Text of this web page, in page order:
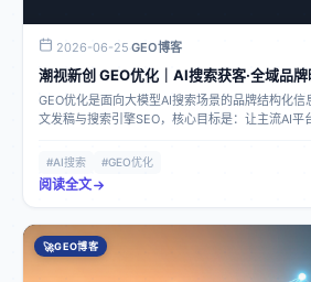
2026-06-25·GEO博客
潮视新创 GEO优化｜AI搜索获客·全域品
GEO优化是面向大模型AI搜索场景的品牌结构化
文发稿与搜索引擎SEO，核心目标是：让主流AI平
景、主动推荐品牌。潮视新创GEO优化以“AI可识
盘”为标准，为企业搭建全域AI获客内容资产与权威
#AI搜索 #GEO优化
阅读全文
🚀GEO博客